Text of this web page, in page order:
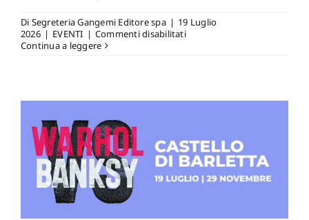
Di Segreteria Gangemi Editore spa | 19 Luglio
2026 | EVENTI | Commenti disabilitatisu
17.00,
Montelabate,
–
Perugia.
Presentazione
del
Continua a leggere